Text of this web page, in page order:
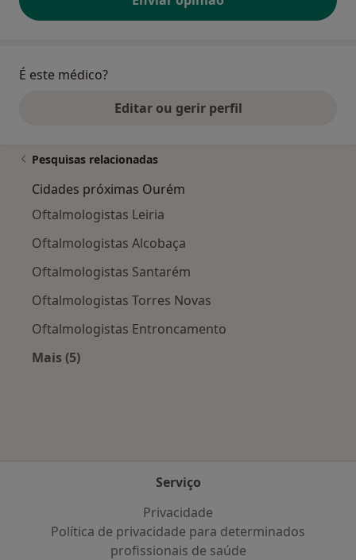
É este médico?
Editar ou gerir perfil
Pesquisas relacionadas
Cidades próximas Ourém
Oftalmologistas Leiria
Oftalmologistas Alcobaça
Oftalmologistas Santarém
Oftalmologistas Torres Novas
Oftalmologistas Entroncamento
Mais (5)
Serviço
Privacidade
Política de privacidade para determinados
profissionais de saúde